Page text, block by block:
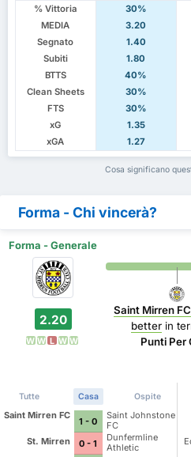
% Vittoria
30%
MEDIA
3.20
Segnato
1.40
Subiti
1.80
BTTS
40%
Clean Sheets
30%
FTS
30%
xG
1.35
xGA
1.27
Cosa significano
Forma - Chi vincerà?
Forma - Generale
2.20
W W L W W
Saint Mirren FC
betterin
Punti Per
Tutte Casa Ospite
Saint Mirren FC
1 - 0
Saint Johnstone
FC
St. Mirren
0 - 1
Dunfermline
Athletic